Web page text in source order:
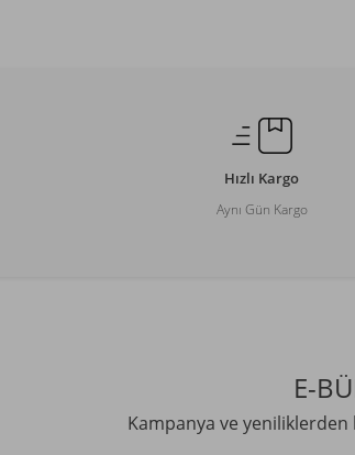
Hızlı Kargo
Aynı Gün Kargo
E-
Kampanya ve